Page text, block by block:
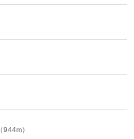
（944m）